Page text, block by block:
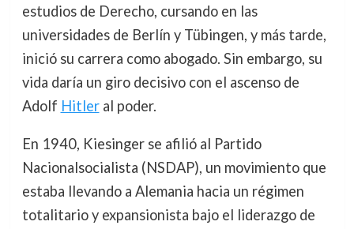
estudios de Derecho, cursando en las
universidades de Berlín y Tübingen, y más tarde,
inició su carrera como abogado. Sin embargo, su
vida daría un giro decisivo con el ascenso de
Adolf Hitleral poder.
En 1940, Kiesinger se afilió al Partido
Nacionalsocialista (NSDAP), un movimiento que
estaba llevando a Alemania hacia un régimen
totalitario y expansionista bajo el liderazgo de